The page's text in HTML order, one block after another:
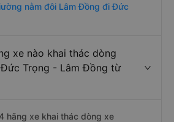
nằm đôi Lâm Đồng đi Đức
xe nào khai thác dòng
Trọng - Lâm Đồng từ
hãng xe khai thác dòng xe